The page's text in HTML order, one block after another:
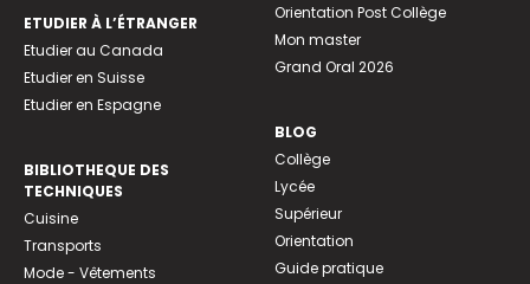
ETUDIER À L’ÉTRANGER
Etudier au Canada
Etudier en Suisse
Etudier en Espagne
BIBLIOTHEQUE DES
TECHNIQUES
Cuisine
Transports
Mode - Vêtements
Orientation Post Collège
Mon master
Grand Oral 2026
BLOG
Collège
Lycée
Supérieur
Orientation
Guide pratique